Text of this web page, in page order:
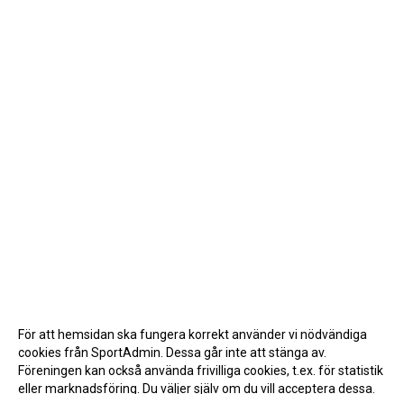
För att hemsidan ska fungera korrekt använder vi nödvändiga
cookies från SportAdmin. Dessa går inte att stänga av.
Föreningen kan också använda frivilliga cookies, t.ex. för statistik
eller marknadsföring. Du väljer själv om du vill acceptera dessa.